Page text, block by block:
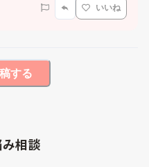
いいね
する
相談